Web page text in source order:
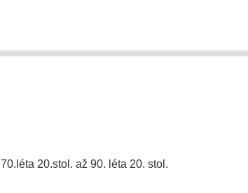
70.léta 20.stol. až 90. léta 20. stol.